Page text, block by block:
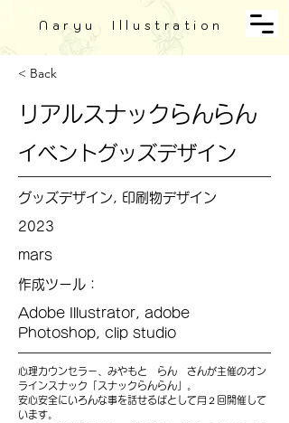
Naryu Illustration
< Back
リアルスナックらんらん
イベントグッズデザイン
グッズデザイン, 印刷物デザイン
2023
mars
作成ツール：
Adobe Illustrator, adobe
Photoshop, clip studio
心理カウンセラー、みやもと らん さんが主催のオン
ラインスナック「スナックらんらん」。
安心安全にいろんな事を話せるばとして月２回開催して
います。